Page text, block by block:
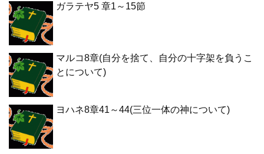
ガラテヤ5 章1～15節
マルコ8章(自分を捨て、自分の十字架を負うこ
とについて)
ヨハネ8章41～44(三位一体の神について)